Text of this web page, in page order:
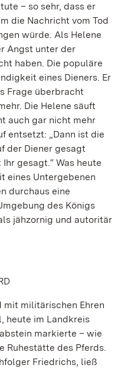
– so sehr, dass er
die Nachricht vom Tod
würde. Als Helene
Angst unter der
haben. Die populäre
eines Dieners. Er
Frage überbracht
Die Helene säuft
auch gar nicht mehr
entsetzt: „Dann ist die
der Diener gesagt
gesagt.“ Was heute
eines Untergebenen
durchaus eine
des Königs
jähzornig und autoritär
mit militärischen Ehren
heute im Landkreis
markierte – wie
Ruhestätte des Pferds.
Friedrichs, ließ